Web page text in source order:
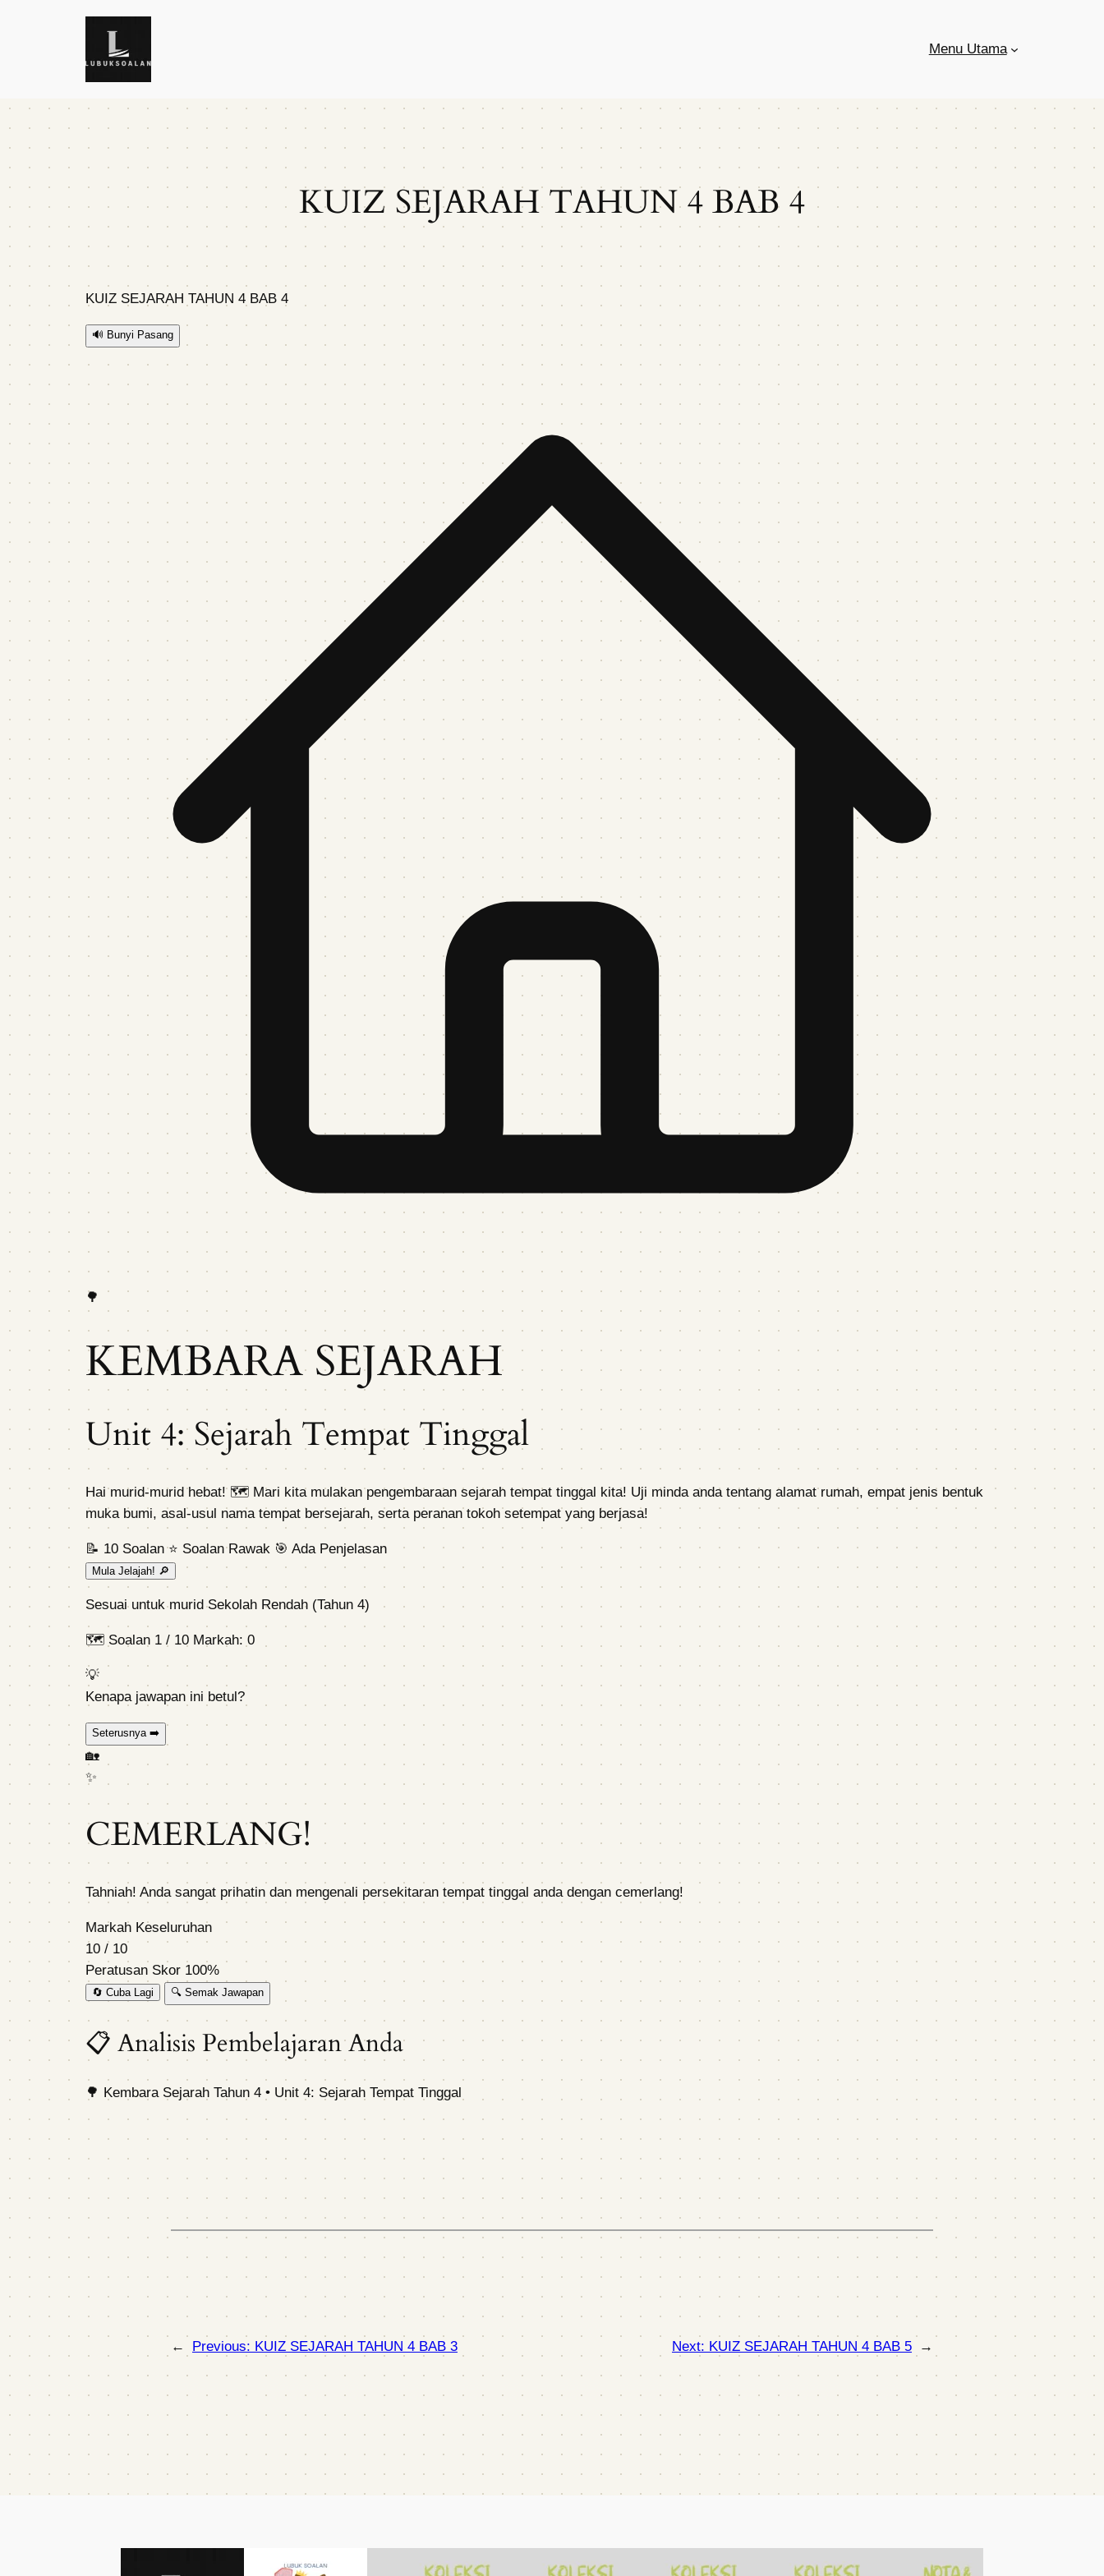
Menu Utama
KUIZ SEJARAH TAHUN 4 BAB 4
KUIZ SEJARAH TAHUN 4 BAB 4
🔊 Bunyi Pasang
🌳
KEMBARA SEJARAH
Unit 4: Sejarah Tempat Tinggal
Hai murid-murid hebat! 🗺️ Mari kita mulakan pengembaraan sejarah tempat tinggal kita! Uji minda anda tentang alamat rumah, empat jenis bentuk
muka bumi, asal-usul nama tempat bersejarah, serta peranan tokoh setempat yang berjasa!
📝 10 Soalan ⭐ Soalan Rawak 🎯 Ada Penjelasan
Mula Jelajah! 🔎
Sesuai untuk murid Sekolah Rendah (Tahun 4)
🗺️ Soalan 1 / 10 Markah: 0
💡
Kenapa jawapan ini betul?
Seterusnya ➡️
🏡
✨
CEMERLANG!
Tahniah! Anda sangat prihatin dan mengenali persekitaran tempat tinggal anda dengan cemerlang!
Markah Keseluruhan
10 / 10
Peratusan Skor 100%
🔄 Cuba Lagi 🔍 Semak Jawapan
📋 Analisis Pembelajaran Anda
🌳 Kembara Sejarah Tahun 4 • Unit 4: Sejarah Tempat Tinggal
← Previous: KUIZ SEJARAH TAHUN 4 BAB 3 Next: KUIZ SEJARAH TAHUN 4 BAB 5 →